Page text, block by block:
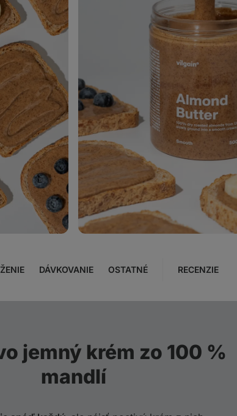
Zobraziť
fotku
9
v galérii
DÁVKOVANIE OSTATNÉ RECENZIE
jemný krém zo 100 %
mandlí